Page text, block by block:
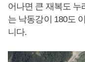
어나면 큰 재복도 누
는 낙동강이 180도
니다.